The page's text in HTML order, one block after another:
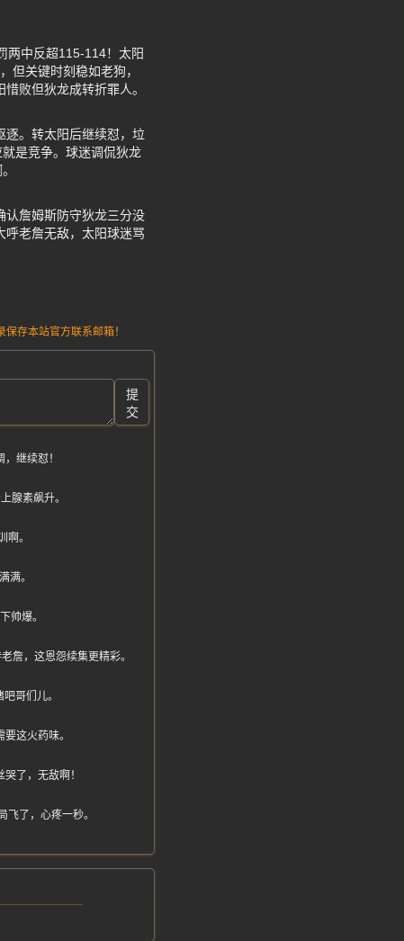
两中反超115-114！太阳
但关键时刻稳如老狗，
败但狄龙成转折罪人。
。转太阳后继续怼，垃
是竞争。球迷调侃狄龙
认詹姆斯防守狄龙三分没
老詹无敌，太阳球迷骂
存本站官方联系邮箱！
提
交
继续怼！
腺素飙升。
。
满。
帅爆。
詹，这恩怨续集更精彩。
哥们儿。
这火药味。
了，无敌啊！
了，心疼一秒。